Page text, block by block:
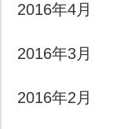
2016年4月
2016年3月
2016年2月